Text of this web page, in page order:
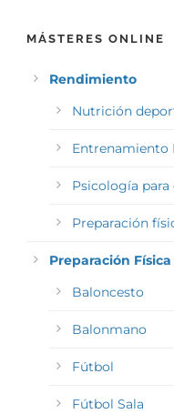
MÁSTERES ONLINE
Rendimiento
Nutrición
Entrenamiento
Psicología
Preparación
Preparación
Baloncesto
Balonmano
Fútbol
Fútbol Sala